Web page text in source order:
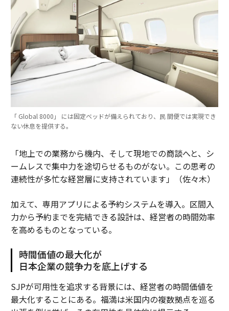
「 Global 8000」 には固定ベッドが備えられており、民 間便では実現でき
ない休息を提供する。
「地上での業務から機内、そして現地での商談へと、シ
ームレスで集中力を途切らせるものがない。この思考の
連続性が多忙な経営層に支持されています」（佐々木）
加えて、専用アプリによる予約システムを導入。区間入
力から予約までを完結できる設計は、経営者の時間効率
を高めるものとなっている。
時間価値の最大化が
日本企業の競争力を底上げする
SJPが可用性を追求する背景には、経営者の時間価値を
最大化することにある。福満は米国内の複数拠点を巡る